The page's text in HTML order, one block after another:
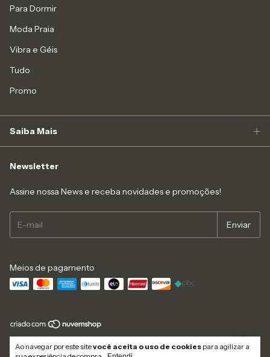
Ao navegar por este sitevocê aceita o uso de cookies para agilizar a
Para Dormir
Moda Praia
Vibra e Géis
Tudo
Promo
Saiba Mais
Newsletter
Assine nossa News e receba novidades e promoções!
Meios de pagamento
Copyright Like4you Moda Intima Ltda - 16547545000152 - 2026. Todos os
direitos reservados.